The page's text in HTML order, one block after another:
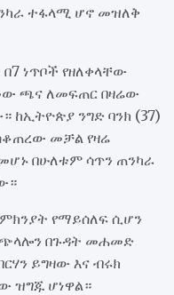
ተፋላሚ ሆኖ መዝለቅ
ነጥቦች የዘለቀላቸው
ጫና ለመፍጠር በዛሬው
ንግድ ባንክ (37)
መቻል የዛሬ
በሁለቱም ሳጥን ጠንካራ
የማይሰለፍ ሲሆን
በጉዳት መሐመድ
ይግዛው እና ብሩክ
ሆነዋል።